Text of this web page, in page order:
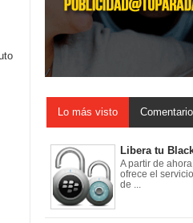
Lo más visto
Libera tu
A partir de
ofrece el
de ...